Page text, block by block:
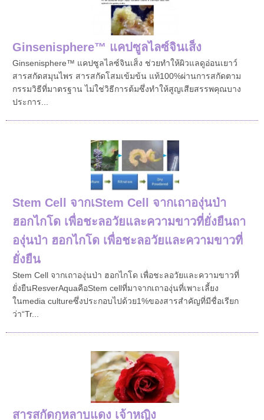
Ginsenisphere™ แคปซูลไลซ์จินเส็ง
Ginsenisphere™ แคปซูลไลซ์จินเส็ง ช่วยทำให้ผิวแลดูอ่อนเยาว์
สารสกัดสมุนไพร สารสกัดโสมเข้มข้น แท้100%ผ่านการสกัดตาม
กรรมวิธีที่มาตรฐาน ไม่ใช่วิธีการต้มซึ่งทำให้สูญเสียสรรพคุณบาง
ประการ...
Stem Cell จากเStem Cell จากเถาองุ่นป่า
ฮอกไกโด เพื่อชะลอวัยและความขาวที่ยั่งยืนถา
องุ่นป่า ฮอกไกโด เพื่อชะลอวัยและความขาวที่
ยั่งยืน
Stem Cell จากเถาองุ่นป่า ฮอกไกโด เพื่อชะลอวัยและความขาวที่
ยั่งยืนResverAquaคือStem cellที่มาจากเถาองุ่นที่เพาะเลี้ยง
ในmedia cultureซึ่งประกอบไปด้วย1%ของสารสำคัญที่มีชื่อเรียก
ว่า“Tr...
สารสกัดกุหลาบแดง เจ้าหญิง